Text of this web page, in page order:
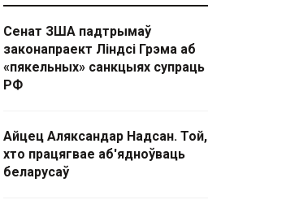
Сенат ЗША падтрымаў
законапраект Ліндсі Грэма аб
«пякельных» санкцыях супраць
РФ
Айцец Аляксандар Надсан. Той,
хто працягвае аб'ядноўваць
беларусаў